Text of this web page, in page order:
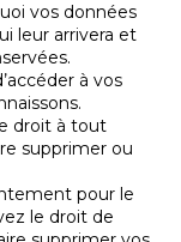
vos données
leur arrivera et
à vos
droit à tout
supprimer ou
pour le
le droit de